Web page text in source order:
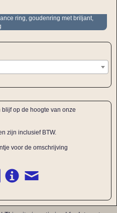
ring, goudenring met briljant,
blijf op de hoogte van onze
zijn inclusief BTW.
voor de omschrijving